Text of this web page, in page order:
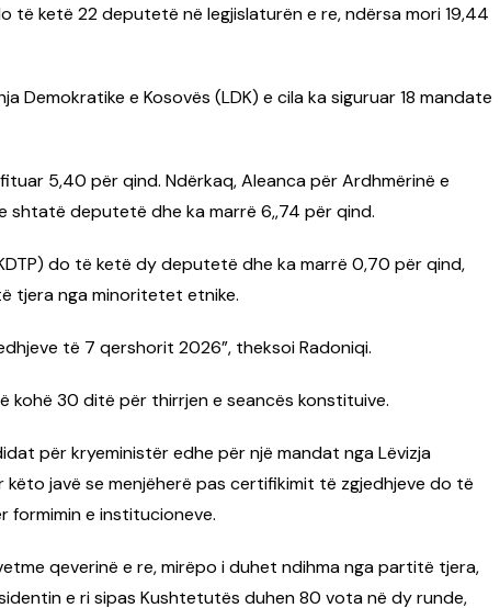
të ketë 22 deputetë në legjislaturën e re, ndërsa mori 19,44
Demokratike e Kosovës (LDK) e cila ka siguruar 18 mandate
5,40 për qind. Ndërkaq, Aleanca për Ardhmërinë e
shtatë deputetë dhe ka marrë 6,,74 për qind.
do të ketë dy deputetë dhe ka marrë 0,70 për qind,
tjera nga minoritetet etnike.
të 7 qershorit 2026”, theksoi Radoniqi.
kohë 30 ditë për thirrjen e seancës konstituive.
për kryeministër edhe për një mandat nga Lëvizja
këto javë se menjëherë pas certifikimit të zgjedhjeve do të
formimin e institucioneve.
qeverinë e re, mirëpo i duhet ndihma nga partitë tjera,
e ri sipas Kushtetutës duhen 80 vota në dy runde,